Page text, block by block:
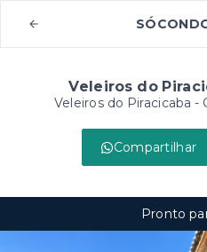
Veleiros do
Veleiros do Piracicaba -
Compartilhar
Pronto